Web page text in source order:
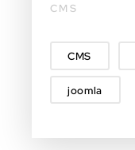
CMS
CMS
joomla